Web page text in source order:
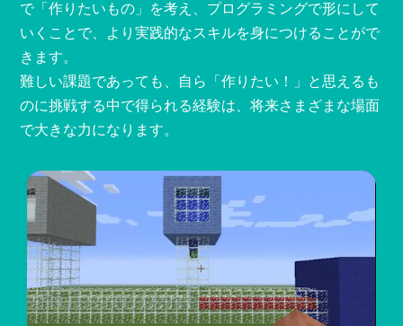
で「作りたいもの」を考え、プログラミングで形にして
いくことで、より実践的なスキルを身につけることがで
きます。
難しい課題であっても、自ら「作りたい！」と思えるも
のに挑戦する中で得られる経験は、将来さまざまな場面
で大きな力になります。